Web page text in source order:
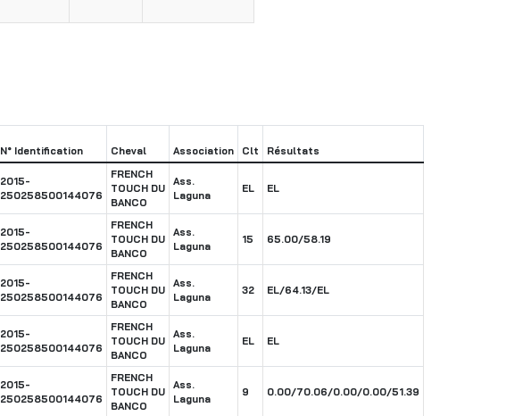
N° Identification Cheval Association Clt
Résultats
2015-
250258500144076
FRENCH
TOUCH DU
BANCO
Ass.
Laguna
EL EL
2015-
250258500144076
FRENCH
TOUCH DU
BANCO
Ass.
Laguna
15 65.00/58.19
2015-
250258500144076
FRENCH
TOUCH DU
BANCO
Ass.
Laguna
32 EL/64.13/EL
2015-
250258500144076
FRENCH
TOUCH DU
BANCO
Ass.
Laguna
EL EL
2015-
250258500144076
FRENCH
TOUCH DU
BANCO
Ass.
Laguna
9 0.00/70.06/0.00/0.00/51.39